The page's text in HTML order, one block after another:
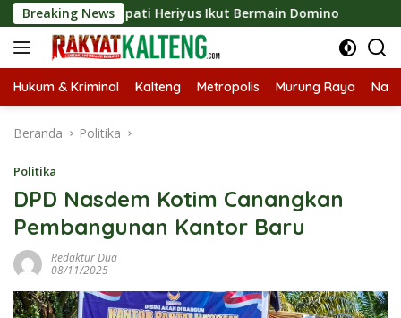
Langsung
ke
konten
Breaking News
Bupati Heriyus Ikut Bermain Domino Tekan
Hukum & Kriminal Kalteng Metropolis Murung Raya
Beranda Politika
Politika
DPD Nasdem Kotim Canangkan
Pembangunan Kantor Baru
Redaktur Dua
08/11/2025